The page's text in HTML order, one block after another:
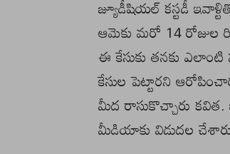
జ్యూడీషియల్ కస్టడీ
ఆమెకు మరో 14 రోజుల
ఈ కేసుకు తనకు
కేసుల పెట్టారని
మీద రాసుకొచ్చారు
మీడియాకు విడుదల